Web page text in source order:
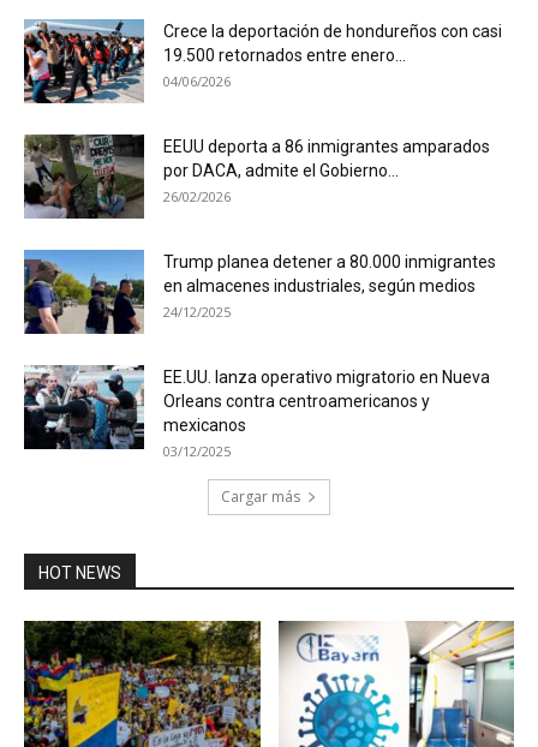
Crece la deportación de hondureños con casi
19.500 retornados entre enero...
04/06/2026
EEUU deporta a 86 inmigrantes amparados
por DACA, admite el Gobierno...
26/02/2026
Trump planea detener a 80.000 inmigrantes
en almacenes industriales, según medios
24/12/2025
EE.UU. lanza operativo migratorio en Nueva
Orleans contra centroamericanos y
mexicanos
03/12/2025
Cargar más
HOT NEWS